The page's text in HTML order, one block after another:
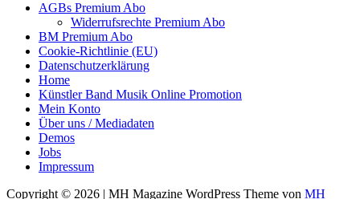
AGBs Premium Abo
Widerrufsrechte Premium Abo
BM Premium Abo
Cookie-Richtlinie (EU)
Datenschutzerklärung
Home
Künstler Band Musik Online Promotion
Mein Konto
Über uns / Mediadaten
Demos
Jobs
Impressum
Copyright © 2026 | MH Magazine WordPress Theme von MH